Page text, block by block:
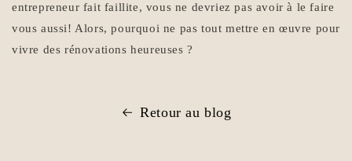
entrepreneur fait faillite, vous ne devriez pas avoir à le faire
vous aussi! Alors, pourquoi ne pas tout mettre en œuvre pour
vivre des rénovations heureuses ?
Retour au blog